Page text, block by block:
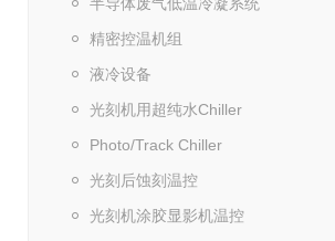
精密控温机组
液冷设备
光刻机用超纯水Chiller
Photo/Track Chiller
光刻后蚀刻温控
光刻机涂胶显影机温控